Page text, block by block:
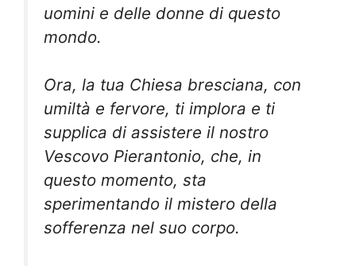
uomini e delle donne di questo
mondo.
Ora, la tua Chiesa bresciana, con
umiltà e fervore, ti implora e ti
supplica di assistere il nostro
Vescovo Pierantonio, che, in
questo momento, sta
sperimentando il mistero della
sofferenza nel suo corpo.